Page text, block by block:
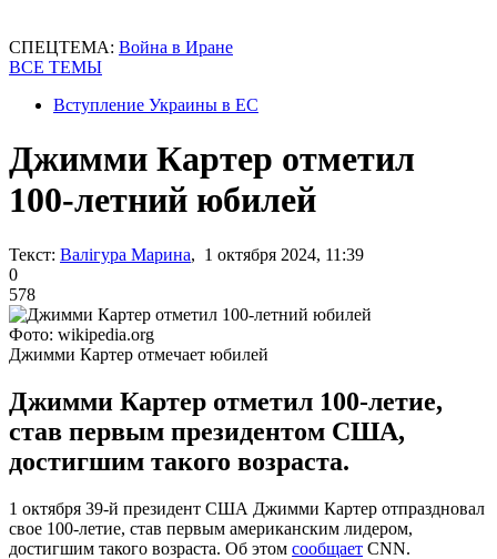
СПЕЦТЕМА: Война в Иране
ВСЕ ТЕМЫ
Вступление Украины в ЕС
Джимми Картер отметил
100-летний юбилей
Текст: Валігура Марина, 1 октября 2024, 11:39
0
578
Фото: wikipedia.org
Джимми Картер отмечает юбилей
Джимми Картер отметил 100-летие,
став первым президентом США,
достигшим такого возраста.
1 октября 39-й президент США Джимми Картер отпраздновал
свое 100-летие, став первым американским лидером,
достигшим такого возраста. Об этом сообщает CNN.